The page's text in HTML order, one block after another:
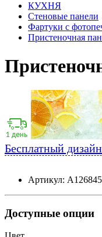
КУХНЯ
Стеновые панели
Фартуки с
Пристеночная
Бесплатный
Артикул: А126845
Доступные опции